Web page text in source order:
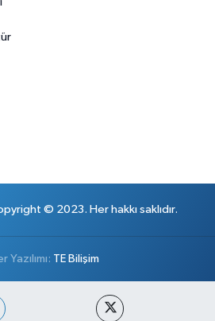
© 2023. Her hakkı saklıdır.
Yazılımı: TE Bilişim